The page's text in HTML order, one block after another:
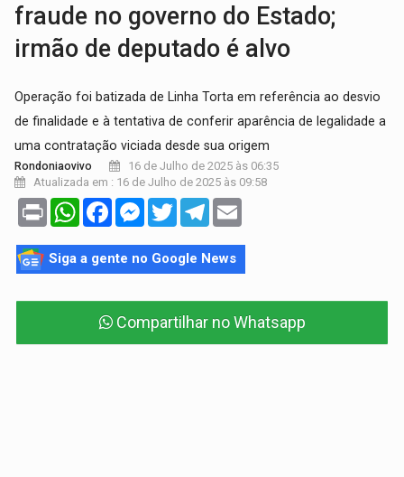
fraude no governo do Estado;
irmão de deputado é alvo
Operação foi batizada de Linha Torta em referência ao desvio
de finalidade e à tentativa de conferir aparência de legalidade a
uma contratação viciada desde sua origem
Rondoniaovivo
16 de Julho de 2025 às 06:35
Atualizada em : 16 de Julho de 2025 às 09:58
Print WhatsAppFacebookMessenger
TwitterTelegram
Siga a gente no Google News
Compartilhar no Whatsapp